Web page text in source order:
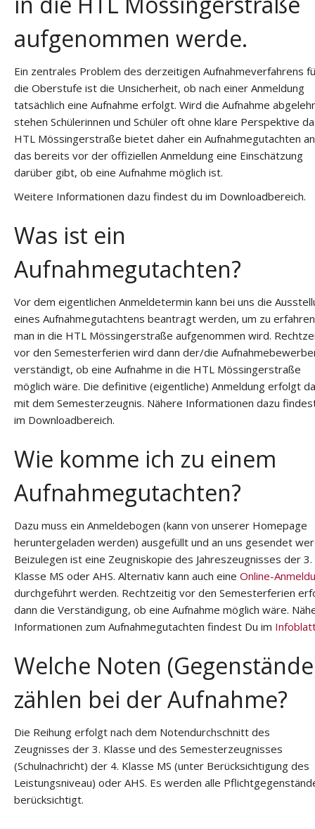
aufgenommen werde.
Ein zentrales Problem des derzeitigen Aufnahmeverfahrens
die Oberstufe ist die Unsicherheit, ob nach einer Anmeldung
tatsächlich eine Aufnahme erfolgt. Wird die Aufnahme
stehen Schülerinnen und Schüler oft ohne klare Perspektive
HTL Mössingerstraße bietet daher ein Aufnahmegutachten
das bereits vor der offiziellen Anmeldung eine Einschätzung
darüber gibt, ob eine Aufnahme möglich ist.
Weitere Informationen dazu findest du im Downloadbereich.
Was ist ein
Aufnahmegutachten?
Vor dem eigentlichen Anmeldetermin kann bei uns die
eines Aufnahmegutachtens beantragt werden, um zu
man in die HTL Mössingerstraße aufgenommen wird.
vor den Semesterferien wird dann der/die
verständigt, ob eine Aufnahme in die HTL Mössingerstraße
möglich wäre. Die definitive (eigentliche) Anmeldung erfolgt
mit dem Semesterzeugnis. Nähere Informationen dazu
im Downloadbereich.
Wie komme ich zu einem
Aufnahmegutachten?
Dazu muss ein Anmeldebogen (kann von unserer Homepage
heruntergeladen werden) ausgefüllt und an uns gesendet
Beizulegen ist eine Zeugniskopie des Jahreszeugnisses der 3.
Klasse MS oder AHS. Alternativ kann auch eine Online-
durchgeführt werden. Rechtzeitig vor den Semesterferien
dann die Verständigung, ob eine Aufnahme möglich wäre.
Informationen zum Aufnahmegutachten findest Du im
Welche Noten
zählen bei der Aufnahme?
Die Reihung erfolgt nach dem Notendurchschnitt des
Zeugnisses der 3. Klasse und des Semesterzeugnisses
(Schulnachricht) der 4. Klasse MS (unter Berücksichtigung des
Leistungsniveau) oder AHS. Es werden alle
berücksichtigt.